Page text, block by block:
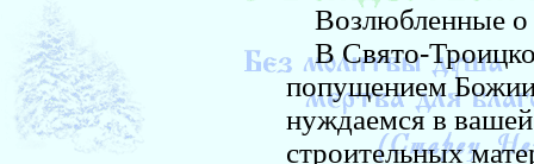
Возлюбленные о
В Свято-
попущением
нуждаемся в
строительных